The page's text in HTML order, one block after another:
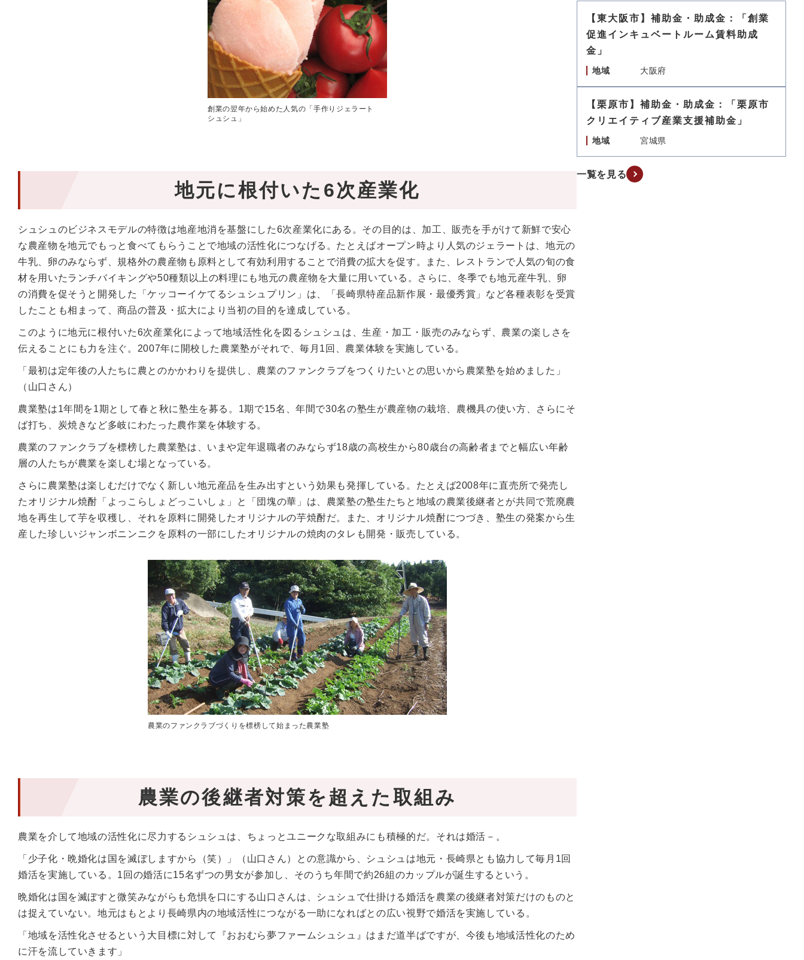
創業の翌年から始めた人気の「手作りジェラート
シュシュ」
地元に根付いた6次産業化
シュシュのビジネスモデルの特徴は地産地消を基盤にした6次産業化にある。その目的は、加工、販売を手がけて新鮮で安心
な農産物を地元でもっと食べてもらうことで地域の活性化につなげる。たとえばオープン時より人気のジェラートは、地元の
牛乳、卵のみならず、規格外の農産物も原料として有効利用することで消費の拡大を促す。また、レストランで人気の旬の食
材を用いたランチバイキングや50種類以上の料理にも地元の農産物を大量に用いている。さらに、冬季でも地元産牛乳、卵
の消費を促そうと開発した「ケッコーイケてるシュシュプリン」は、「長崎県特産品新作展・最優秀賞」など各種表彰を受賞
したことも相まって、商品の普及・拡大により当初の目的を達成している。
このように地元に根付いた6次産業化によって地域活性化を図るシュシュは、生産・加工・販売のみならず、農業の楽しさを
伝えることにも力を注ぐ。2007年に開校した農業塾がそれで、毎月1回、農業体験を実施している。
「最初は定年後の人たちに農とのかかわりを提供し、農業のファンクラブをつくりたいとの思いから農業塾を始めました」
（山口さん）
農業塾は1年間を1期として春と秋に塾生を募る。1期で15名、年間で30名の塾生が農産物の栽培、農機具の使い方、さらにそ
ば打ち、炭焼きなど多岐にわたった農作業を体験する。
農業のファンクラブを標榜した農業塾は、いまや定年退職者のみならず18歳の高校生から80歳台の高齢者までと幅広い年齢
層の人たちが農業を楽しむ場となっている。
さらに農業塾は楽しむだけでなく新しい地元産品を生み出すという効果も発揮している。たとえば2008年に直売所で発売し
たオリジナル焼酎「よっこらしょどっこいしょ」と「団塊の華」は、農業塾の塾生たちと地域の農業後継者とが共同で荒廃農
地を再生して芋を収穫し、それを原料に開発したオリジナルの芋焼酎だ。また、オリジナル焼酎につづき、塾生の発案から生
産した珍しいジャンボニンニクを原料の一部にしたオリジナルの焼肉のタレも開発・販売している。
農業のファンクラブづくりを標榜して始まった農業塾
農業の後継者対策を超えた取組み
農業を介して地域の活性化に尽力するシュシュは、ちょっとユニークな取組みにも積極的だ。それは婚活－。
「少子化・晩婚化は国を滅ぼしますから（笑）」（山口さん）との意識から、シュシュは地元・長崎県とも協力して毎月1回
婚活を実施している。1回の婚活に15名ずつの男女が参加し、そのうち年間で約26組のカップルが誕生するという。
晩婚化は国を滅ぼすと微笑みながらも危惧を口にする山口さんは、シュシュで仕掛ける婚活を農業の後継者対策だけのものと
は捉えていない。地元はもとより長崎県内の地域活性につながる一助になればとの広い視野で婚活を実施している。
「地域を活性化させるという大目標に対して『おおむら夢ファームシュシュ』はまだ道半ばですが、今後も地域活性化のため
に汗を流していきます」
【東大阪市】補助金・助成金：「創業
促進インキュベートルーム賃料助成
金」
地域 大阪府
【栗原市】補助金・助成金：「栗原市
クリエイティブ産業支援補助金」
地域 宮城県
一覧を見る